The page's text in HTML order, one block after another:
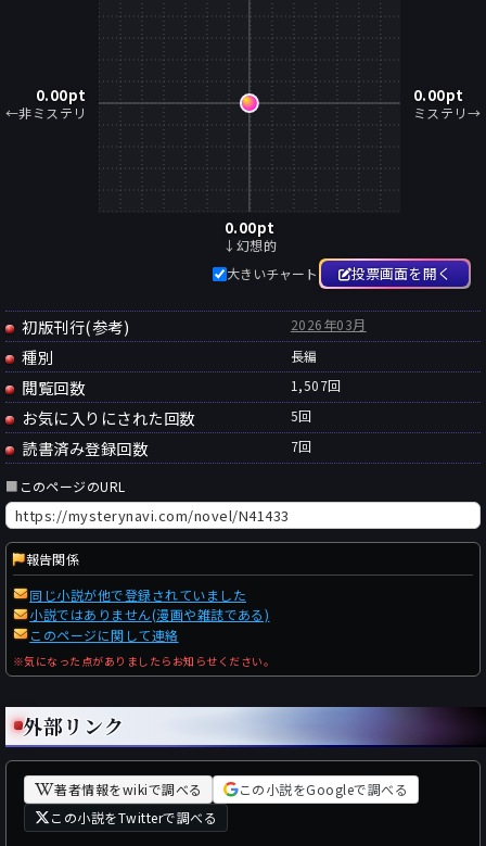
0.00pt
←非ミステリ
0.00pt
ミステリ→
0.00pt
↓幻想的
大きいチャート
投票画面を開く
初版刊行(参考) 2026年03月
種別 長編
閲覧回数 1,507回
お気に入りにされた回数 5回
読書済み登録回数 7回
■ このページのURL
報告関係
同じ小説が他で登録されていました
小説ではありません(漫画や雑誌である)
このページに関して連絡
※気になった点がありましたらお知らせください。
外部リンク
著者情報をwikiで調べる
この小説をGoogleで調べる
この小説をTwitterで調べる